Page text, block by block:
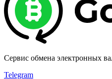
Сервис обмена электронных
Telegram